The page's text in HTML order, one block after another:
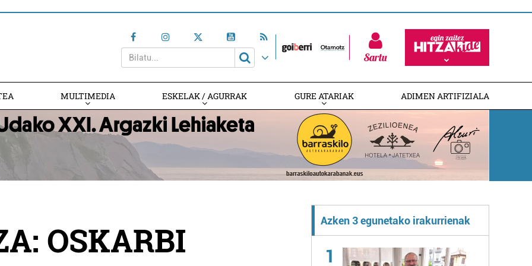
Sartu
MULTIMEDIA ESKELAK / AGURRAK GURE ATARIAK ADIMEN ARTIFIZIALA
OSKARBI
Azken 3 egunetako irakurrienak
1